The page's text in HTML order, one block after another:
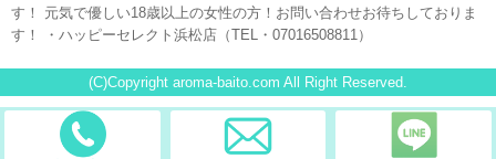
す！ 元気で優しい18歳以上の女性の方！お問い合わせお待ちしておりま
す！ ・ハッピーセレクト浜松店（TEL・07016508811）
(C)Copyright aroma-baito.com All Right Reserved.